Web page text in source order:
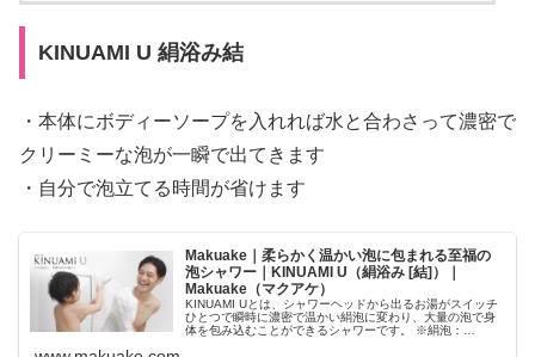
KINUAMI U 絹浴み結
・本体にボディーソープを入れれば水と合わさって濃密で
クリーミーな泡が一瞬で出てきます
・自分で泡立てる時間が省けます
Makuake｜柔らかく温かい泡に包まれる至福の
泡シャワー｜KINUAMI U（絹浴み [結]）｜
Makuake（マクアケ）
KINUAMI Uとは、シャワーヘッドから出るお湯がスイッチ
ひとつで瞬時に濃密で温かい絹泡に変わり、大量の泡で身
体を包み込むことができるシャワーです。 ※絹泡：